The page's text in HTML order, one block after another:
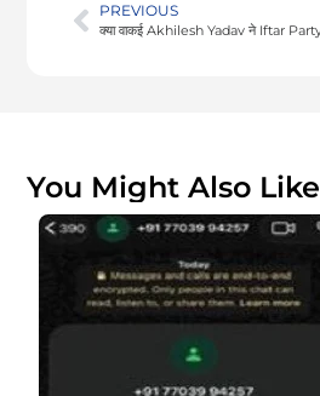
PREVIOUS
You Might Also Like